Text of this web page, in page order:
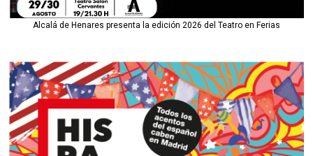
Alcalá de Henares presenta la edición 2026 del Teatro en Ferias